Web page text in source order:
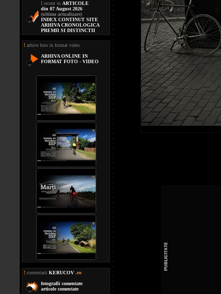
! recent in ARTICOLE
din 07 August 2026
(ultima actualizare)
INDEX CONTINUT SITE
ARHIVA CRONOLOGICA
PREMII SI DISTINCTII
! arhive foto in format video
ARHIVA ONLINE IN
FORMAT FOTO - VIDEO
! comentarii KERUCOV .ro
fotografii comentate
articole comentate